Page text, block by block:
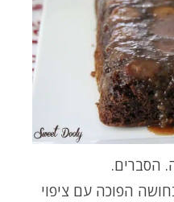
הסברים.
הפוכה עם ציפוי